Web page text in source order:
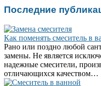
Последние
Как поменять смеситель в
Рано или поздно любой
замены. Не является
надежные смесители,
отличающихся качеством…